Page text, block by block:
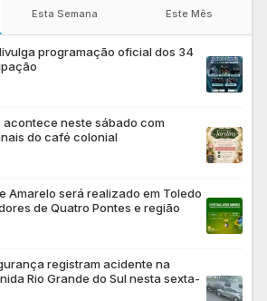
Esta Semana Este Mês
programação oficial dos 34
acontece neste sábado com
do café colonial
Amarelo será realizado em Toledo
de Quatro Pontes e região
registram acidente na
Rio Grande do Sul nesta sexta-